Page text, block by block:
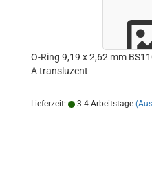
O-Ring 9,19 x 2,62 mm
A transluzent
Lieferzeit: 3-4 Arbeitstage